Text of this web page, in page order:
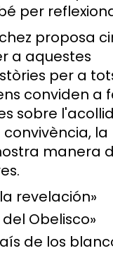
per
proposa
a aquestes
per a
conviden a
sobre
la
manera
revelación»
del Obelisco»
de los